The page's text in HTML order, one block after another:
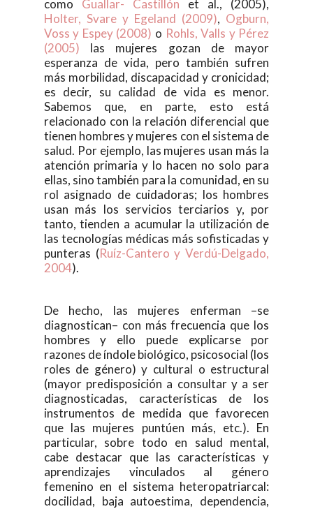
como Guallar- Castillón et al., (2005),
Holter, Svare y Egeland (2009), Ogburn,
Voss y Espey (2008) o Rohls, Valls y Pérez
(2005) las mujeres gozan de mayor
esperanza de vida, pero también sufren
más morbilidad, discapacidad y cronicidad;
es decir, su calidad de vida es menor.
Sabemos que, en parte, esto está
relacionado con la relación diferencial que
tienen hombres y mujeres con el sistema de
salud. Por ejemplo, las mujeres usan más la
atención primaria y lo hacen no solo para
ellas, sino también para la comunidad, en su
rol asignado de cuidadoras; los hombres
usan más los servicios terciarios y, por
tanto, tienden a acumular la utilización de
las tecnologías médicas más sofisticadas y
punteras (Ruíz-Cantero y Verdú-Delgado,
2004).
De hecho, las mujeres enferman –se
diagnostican– con más frecuencia que los
hombres y ello puede explicarse por
razones de índole biológico, psicosocial (los
roles de género) y cultural o estructural
(mayor predisposición a consultar y a ser
diagnosticadas, características de los
instrumentos de medida que favorecen
que las mujeres puntúen más, etc.). En
particular, sobre todo en salud mental,
cabe destacar que las características y
aprendizajes vinculados al género
femenino en el sistema heteropatriarcal:
docilidad, baja autoestima, dependencia,